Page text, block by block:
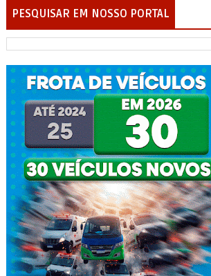
PESQUISAR EM NOSSO PORTAL